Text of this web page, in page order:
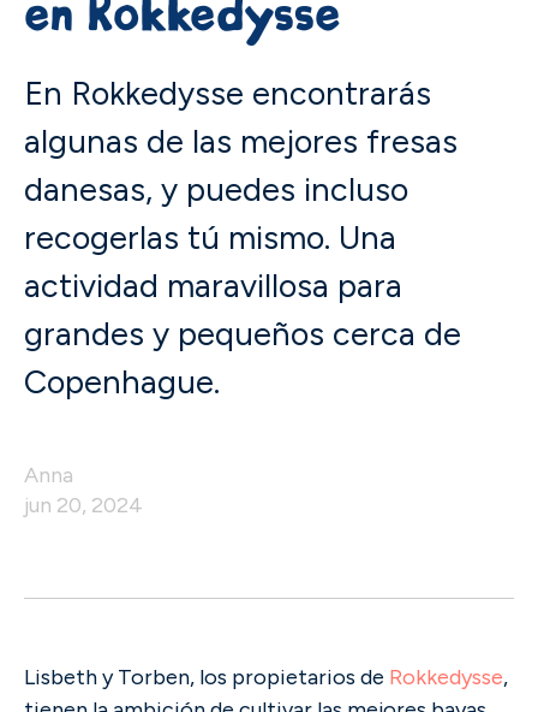
en Rokkedysse
En Rokkedysse encontrarás
algunas de las mejores fresas
danesas, y puedes incluso
recogerlas tú mismo. Una
actividad maravillosa para
grandes y pequeños cerca de
Copenhague.
Anna
jun 20, 2024
Lisbeth y Torben, los propietarios de Rokkedysse,